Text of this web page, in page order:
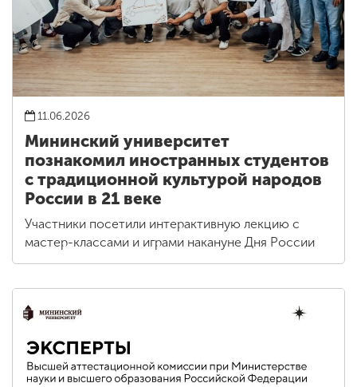
11.06.2026
Мининский университет
познакомил иностранных студентов
с традиционной культурой народов
России в 21 веке
Участники посетили интерактивную лекцию с
мастер-классами и играми накануне Дня России